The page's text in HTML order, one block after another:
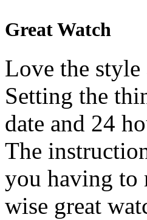
Great Watch
Love the
Setting the
date and 24
The
you having to
wise great